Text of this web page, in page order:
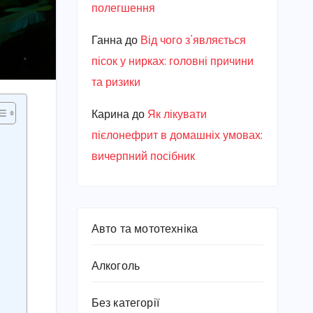
полегшення
Ганнадо Від чого з’являється
пісок у нирках: головні причини
та ризики
Каринадо Як лікувати
пієлонефрит в домашніх умовах:
вичерпний посібник
Авто та мототехніка
Алкоголь
Без категорії